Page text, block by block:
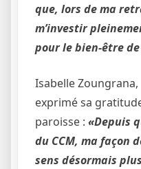
que, lors de ma
m’investir
pour le bien-être
Isabelle
exprimé sa
paroisse : «Depuis
du CCM, ma façon
sens désormais